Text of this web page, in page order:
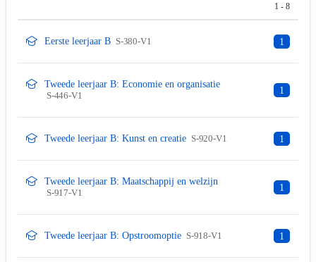
1 - 8
Eerste leerjaar B S-380-V1 1
Tweede leerjaar B: Economie en organisatie
S-446-V1
1
Tweede leerjaar B: Kunst en creatie S-920-V1 1
Tweede leerjaar B: Maatschappij en welzijn
S-917-V1
1
Tweede leerjaar B: Opstroomoptie S-918-V1 1